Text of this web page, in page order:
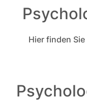
Hier finden